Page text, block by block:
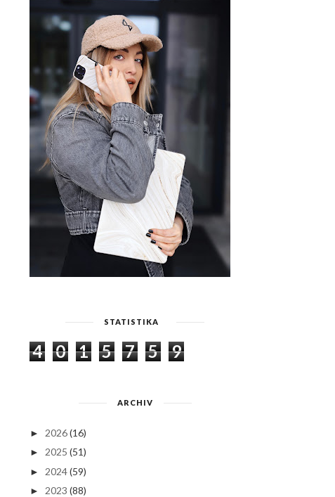
STATISTIKA
4 0 1 5 7 5 9
ARCHIV
► 2026 (16)
► 2025 (51)
► 2024 (59)
► 2023 (88)